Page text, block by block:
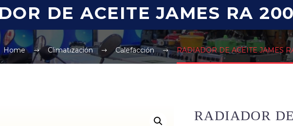
DE ACEITE JAMES RA
Home Climatización Calefacción RADIADOR DE ACEITE JAMES
RADIADOR